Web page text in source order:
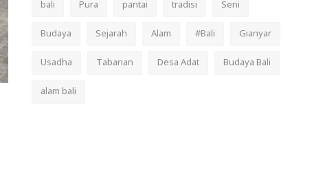
bali Pura pantai tradisi
Seni
Budaya
Sejarah Alam #Bali
Gianyar
Usadha
Tabanan Desa Adat
Budaya Bali
alam bali